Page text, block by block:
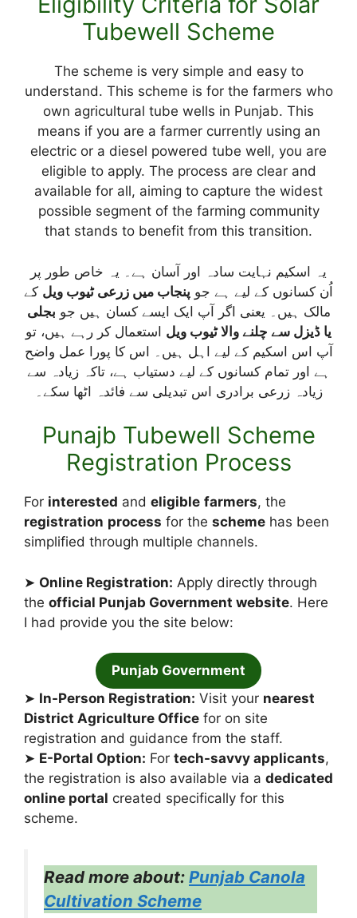
Tubewell Scheme
The scheme is very simple and easy to
understand. This scheme is for the farmers who
own agricultural tube wells in Punjab. This
means if you are a farmer currently using an
electric or a diesel powered tube well, you are
eligible to apply. The process are clear and
available for all, aiming to capture the widest
possible segment of the farming community
that stands to benefit from this transition.
یہ اسکیم نہایت سادہ اور آسان ہے۔ یہ خاص طور پر
اُن کسانوں کے لیے ہے جو پنجاب میں زرعی ٹیوب ویل کے
مالک ہیں۔ یعنی اگر آپ ایک ایسے کسان ہیں جو بجلی
یا ڈیزل سے چلنے والا ٹیوب ویل استعمال کر رہے ہیں، تو
آپ اس اسکیم کے لیے اہل ہیں۔ اس کا پورا عمل واضح
ہے اور تمام کسانوں کے لیے دستیاب ہے، تاکہ زیادہ سے
زیادہ زرعی برادری اس تبدیلی سے فائدہ اٹھا سکے۔
Punajb Tubewell Scheme
Registration Process
For interested and eligible farmers, the
registration process for the scheme has been
simplified through multiple channels.
➤ Online Registration: Apply directly through
the official Punjab Government website. Here
I had provide you the site below:
Punjab Government
➤ In-Person Registration: Visit your nearest
District Agriculture Office for on site
registration and guidance from the staff.
➤ E-Portal Option: For tech-savvy applicants,
the registration is also available via a dedicated
online portal created specifically for this
scheme.
Read more about: Punjab Canola
Cultivation Scheme